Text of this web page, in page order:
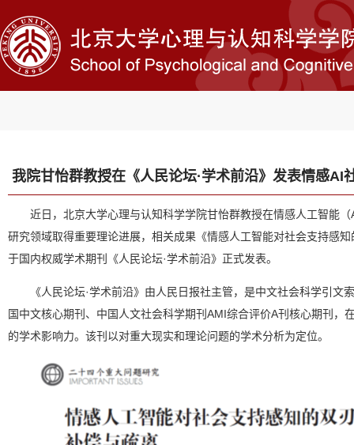
我院甘怡群教授在《人民论坛·学术前沿》发表情感AI
近日，北京大学心理与认知科学学院甘怡群教授在情感人工智能
研究领域取得重要理论进展，相关成果《情感人工智能对社会支持感
于国内权威学术期刊《人民论坛·学术前沿》正式发表。
《人民论坛·学术前沿》由人民日报社主管，是中文社会科学引文
国中文核心期刊、中国人文社会科学期刊AMI综合评价A刊核心期刊，
的学术影响力。该刊以对重大现实和理论问题的学术分析为定位。